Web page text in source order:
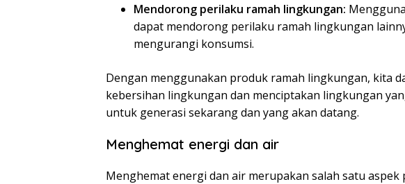
Mendorong perilaku ramah lingkungan:
dapat mendorong perilaku ramah lingkungan
mengurangi konsumsi.
Dengan menggunakan produk ramah lingkungan, kita
kebersihan lingkungan dan menciptakan lingkungan
untuk generasi sekarang dan yang akan datang.
Menghemat energi dan air
Menghemat energi dan air merupakan salah satu aspek